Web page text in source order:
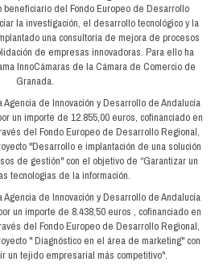
beneficiario del Fondo Europeo de Desarrollo
la investigación, el desarrollo tecnológico y la
una consultoría de mejora de procesos
de empresas innovadoras. Para ello ha
InnoCámaras de la Cámara de Comercio de
Granada.
de Innovación y Desarrollo de Andalucía
un importe de 12.855,00 euros, cofinanciado en
del Fondo Europeo de Desarrollo Regional,
"Desarrollo e implantación de una solución
de gestión" con el objetivo de “Garantizar un
tecnologías de la información.
de Innovación y Desarrollo de Andalucía
un importe de 8.438,50 euros , cofinanciado en
del Fondo Europeo de Desarrollo Regional,
" Diagnóstico en el área de marketing" con
un tejido empresarial más competitivo".